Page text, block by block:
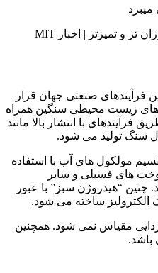
فرآیندهای صنعتی جهان قرار
های زیست محیطی سنگین همراه
فرآیندهای با انتشار بالا مانند
سنگ تولید می شود.
مولکول های آب با استفاده
های فسیلی و سایر
“هیدروژن سبز” با عبور
الکترولیز ساخته می شود.
مقیاس نمی شود. همچنین
باشد.